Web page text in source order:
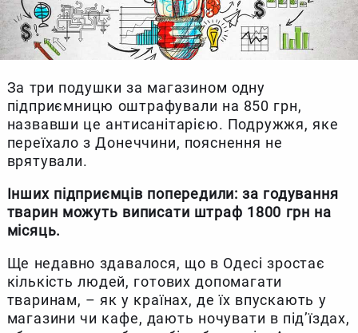
За три подушки за магазином одну
підприємницю оштрафували на 850 грн,
назвавши це антисанітарією. Подружжя, яке
переїхало з Донеччини, пояснення не
врятували.
Інших підприємців попередили: за годування
тварин можуть виписати штраф 1800 грн на
місяць.
Ще недавно здавалося, що в Одесі зростає
кількість людей, готових допомагати
тваринам, – як у країнах, де їх впускають у
магазини чи кафе, дають ночувати в під’їздах,